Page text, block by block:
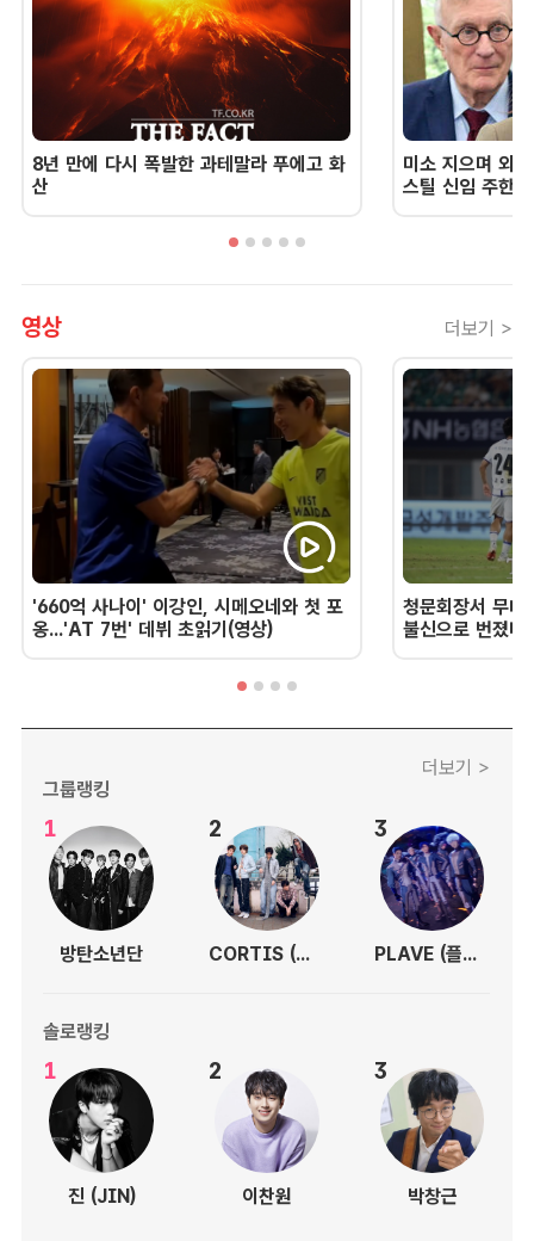
8년 만에 다시 폭발한 과테말라 푸에고 화
산
미소 지으며 외
스틸 신임 주한
영상 더보기 >
'660억 사나이' 이강인, 시메오네와 첫 포
옹...'AT 7번' 데뷔 초읽기(영상)
청문회장서 무너
불신으로 번졌
더보기 >
그룹랭킹
1
방탄소년단
2
CORTIS (코르티스)
3
PLAVE (플레이브)
솔로랭킹
1
진 (JIN)
2
이찬원
3
박창근